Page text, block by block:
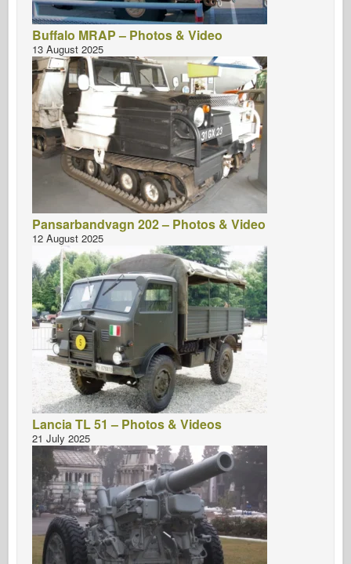
Buffalo MRAP – Photos & Video
13 August 2025
Pansarbandvagn 202 – Photos & Video
12 August 2025
Lancia TL 51 – Photos & Videos
21 July 2025